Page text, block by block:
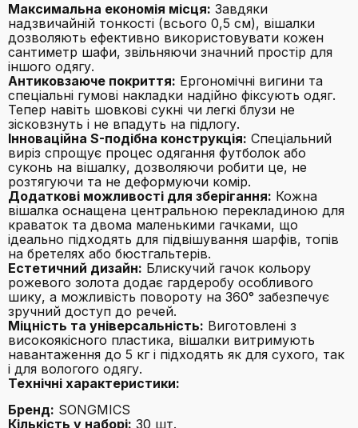
Максимальна економія місця: Завдяки
надзвичайній тонкості (всього 0,5 см), вішалки
дозволяють ефективно використовувати кожен
сантиметр шафи, звільняючи значний простір для
іншого одягу.
Антиковзаюче покриття: Ергономічні вигини та
спеціальні гумові накладки надійно фіксують одяг.
Тепер навіть шовкові сукні чи легкі блузи не
зісковзнуть і не впадуть на підлогу.
Інноваційна S-подібна конструкція: Спеціальний
виріз спрощує процес одягання футболок або
суконь на вішалку, дозволяючи робити це, не
розтягуючи та не деформуючи комір.
Додаткові можливості для зберігання: Кожна
вішалка оснащена центральною перекладиною для
краваток та двома маленькими гачками, що
ідеально підходять для підвішування шарфів, топів
на бретелях або бюстгальтерів.
Естетичний дизайн: Блискучий гачок кольору
рожевого золота додає гардеробу особливого
шику, а можливість повороту на 360° забезпечує
зручний доступ до речей.
Міцність та універсальність: Виготовлені з
високоякісного пластика, вішалки витримують
навантаження до 5 кг і підходять як для сухого, так
і для вологого одягу.
Технічні характеристики:
Бренд: SONGMICS
Кількість у наборі: 30 шт.